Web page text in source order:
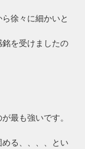
徐々に細かいと
を受けましたの
最も強いです。
る、、、、とい